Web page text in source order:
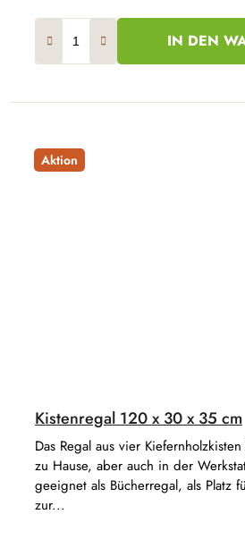
IN DEN
Aktion
Kistenregal 120 x 30 x 35 cm
Das Regal aus vier
zu Hause, aber auch in der
geeignet als Bücherregal, als Platz
zur...